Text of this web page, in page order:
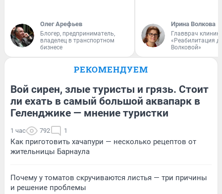
Олег Арефьев
Блогер, предприниматель,
владелец в транспортном
бизнесе
Ирина Волкова
Главврач
«Реабилитация
Волковой»
РЕКОМЕНДУЕМ
Вой сирен, злые туристы и грязь. Стоит
ли ехать в самый большой аквапарк в
Геленджике — мнение туристки
1 час 792 1
Как приготовить хачапури — несколько рецептов от
жительницы Барнаула
Почему у томатов скручиваются листья — три причины
и решение проблемы